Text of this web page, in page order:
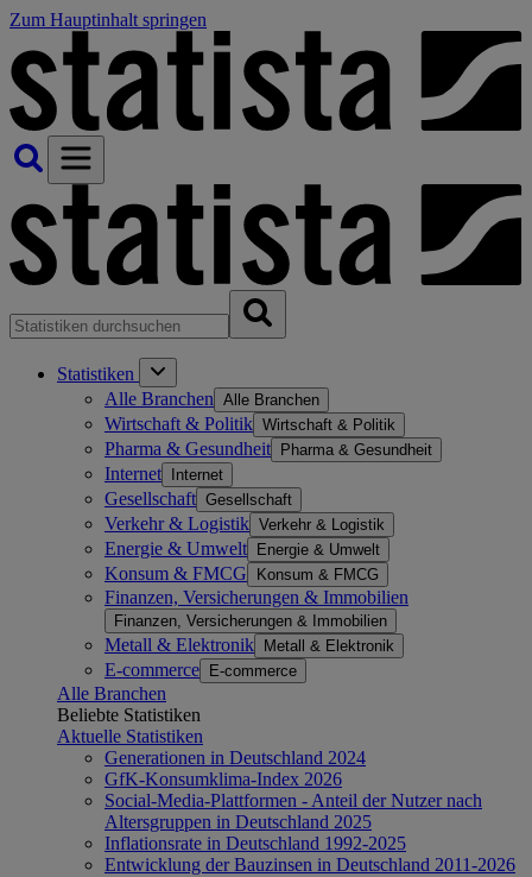
Zum Hauptinhalt springen
Statistiken
Alle Branchen Alle Branchen
Wirtschaft & Politik Wirtschaft & Politik
Pharma & Gesundheit Pharma & Gesundheit
Internet Internet
Gesellschaft Gesellschaft
Verkehr & Logistik Verkehr & Logistik
Energie & Umwelt Energie & Umwelt
Konsum & FMCG Konsum & FMCG
Finanzen, Versicherungen & Immobilien
Finanzen, Versicherungen & Immobilien
Metall & Elektronik Metall & Elektronik
E-commerce E-commerce
Alle Branchen
Beliebte Statistiken
Aktuelle Statistiken
Generationen in Deutschland 2024
GfK-Konsumklima-Index 2026
Social-Media-Plattformen - Anteil der Nutzer nach
Altersgruppen in Deutschland 2025
Inflationsrate in Deutschland 1992-2025
Entwicklung der Bauzinsen in Deutschland 2011-2026